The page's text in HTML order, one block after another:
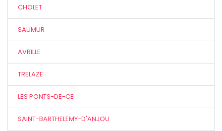
CHOLET
SAUMUR
AVRILLE
TRELAZE
LES PONTS-DE-CE
SAINT-BARTHELEMY-D'ANJOU